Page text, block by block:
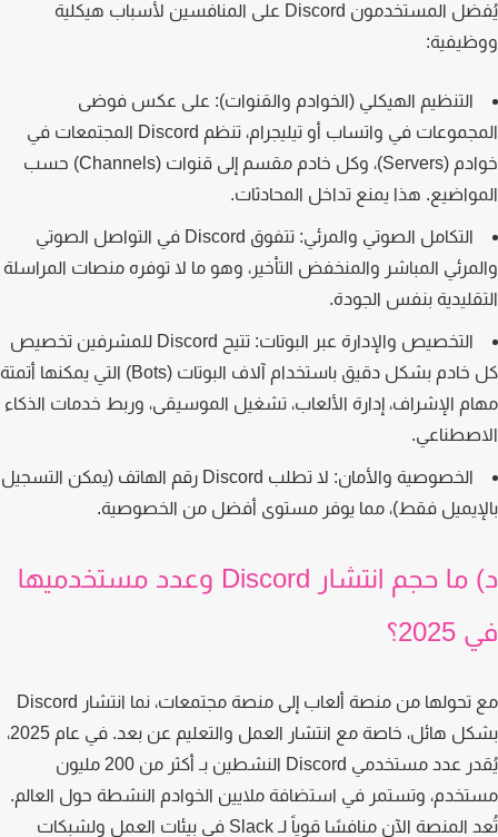
يُفضل المستخدمون Discord على المنافسين لأسباب هيكلية
التنظيم الهيكلي (الخوادم والقنوات):على عكس فوضى
المجموعات في واتساب أو تيليجرام، تنظم Discord المجتمعات في
خوادم (Servers)، وكل خادم مقسم إلى قنوات (Channels) حسب
هذا يمنع تداخل المحادثات.
التكامل الصوتي والمرئي:
تتفوق Discord في التواصل الصوتي
المباشر والمنخفض التأخير، وهو ما لا توفره منصات المراسلة
بنفس الجودة.
التخصيص والإدارة عبر البوتات:
تتيح Discord للمشرفين تخصيص
كل خادم بشكل دقيق باستخدام آلاف البوتات (Bots) التي يمكنها أتمتة
الإشراف، إدارة الألعاب، تشغيل الموسيقى، وربط خدمات الذكاء
الخصوصية والأمان:
لا تطلب Discord رقم الهاتف (يمكن التسجيل
فقط)، مما يوفر مستوى أفضل من الخصوصية.
د) ما حجم انتشار Discord وعدد مستخدميها
مع تحولها من منصة ألعاب إلى منصة مجتمعات، نما انتشار Discord
بشكل هائل، خاصة مع انتشار العمل والتعليم عن بعد. في عام 2025،
يُقدر عدد مستخدمي Discord النشطين بـ أكثر من 200 مليون
وتستمر في استضافة ملايين الخوادم النشطة حول العالم.
تُعد المنصة الآن منافسًا قوياً لـ Slack في بيئات العمل ولشبكات